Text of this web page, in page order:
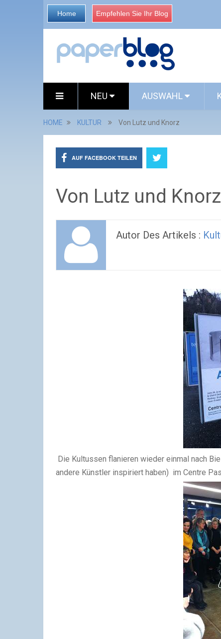
Home Empfehlen Sie Ihr Blog
NEU AUSWAHL
HOME KULTUR Von Lutz und Knorz
AUF FACEBOOK TEILEN
Von Lutz und Knorz
Autor Des Artikels :
Die Kultussen flanieren wieder einmal nach
andere Künstler inspiriert haben) im Centre